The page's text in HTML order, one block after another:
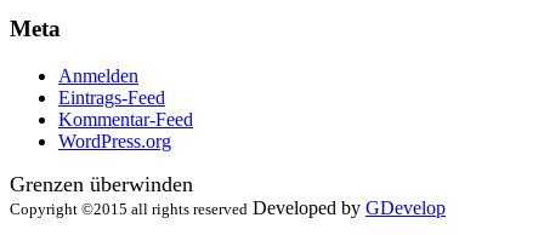
Meta
Anmelden
Eintrags-Feed
Kommentar-Feed
WordPress.org
Grenzen überwinden
Copyright ©2015 all rights reserved Developed by GDevelop